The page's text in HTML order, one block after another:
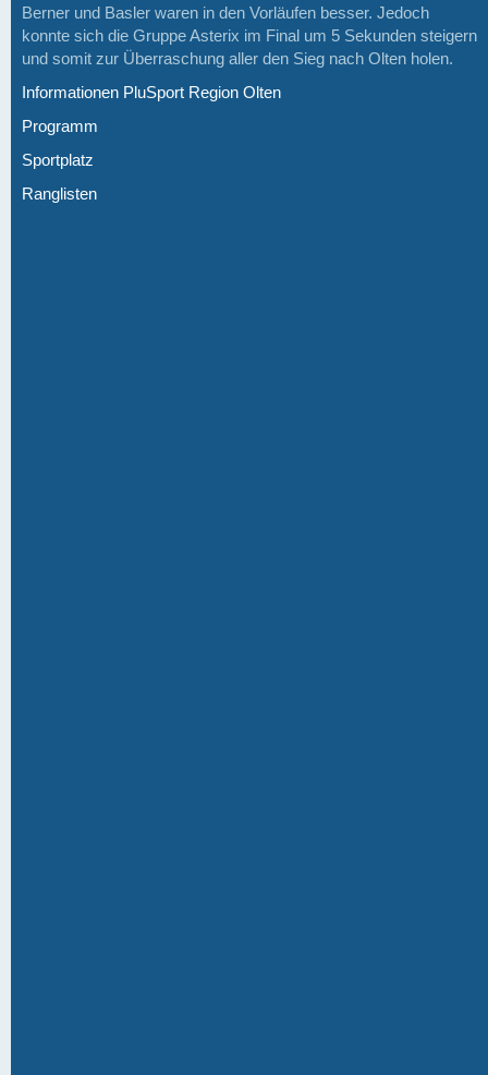
Berner und Basler waren in den Vorläufen besser. Jedoch
konnte sich die Gruppe Asterix im Final um 5 Sekunden steigern
und somit zur Überraschung aller den Sieg nach Olten holen.
Informationen PluSport Region Olten
Programm
Sportplatz
Ranglisten